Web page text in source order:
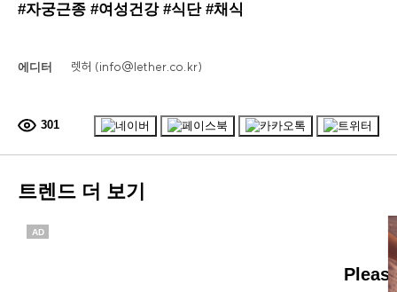
#자궁근종 #여성건강 #식단 #채식
301
에디터 렛허 (info@lether.co.kr)
트렌드 더 보기
AD